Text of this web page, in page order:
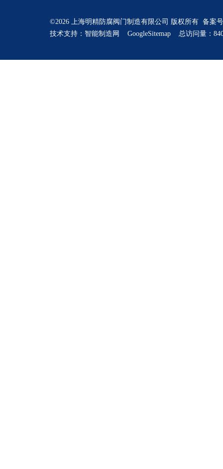
©2026 上海明精防腐阀门制造有限公司 版权所有 备案
技术支持： 智能制造网 GoogleSitemap 总访问量：